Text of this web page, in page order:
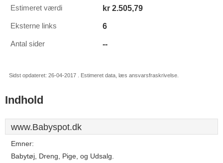
Estimeret værdi kr 2.505,79
Eksterne links 6
Antal sider --
Sidst opdateret: 26-04-2017 . Estimeret data, læs ansvarsfraskrivelse.
Indhold
www.Babyspot.dk
Emner:
Babytøj, Dreng, Pige, og Udsalg.